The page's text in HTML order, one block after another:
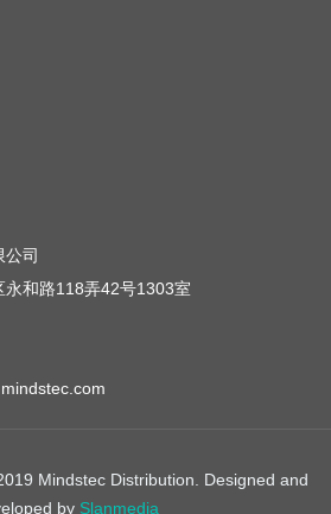
司
和路118弄42号1303室
Mindstec Distribution. Designed and
by Slanmedia